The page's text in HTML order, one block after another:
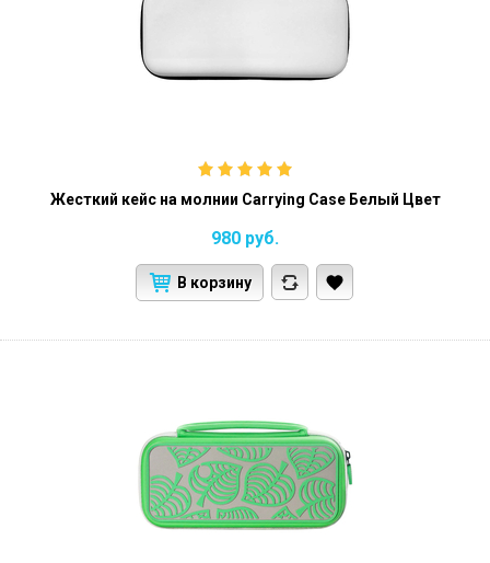
Жесткий кейс на молнии Carrying Case Белый Цвет
980 руб.
В корзину